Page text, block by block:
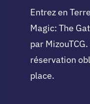
Entrez en
Magic: The
par
réservation
place.